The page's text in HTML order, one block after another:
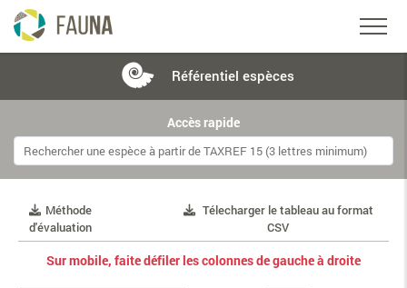
Référentiel espèces
Accès rapide
Méthode
d'évaluation
Télecharger le tableau au format
CSV
Sur mobile, faite défiler les colonnes de gauche à droite